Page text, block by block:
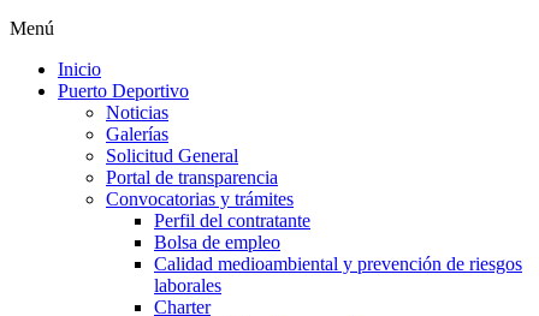
Menú
Inicio
Puerto Deportivo
Noticias
Galerías
Solicitud General
Portal de transparencia
Convocatorias y trámites
Perfil del contratante
Bolsa de empleo
Calidad medioambiental y prevención de riesgos
laborales
Charter